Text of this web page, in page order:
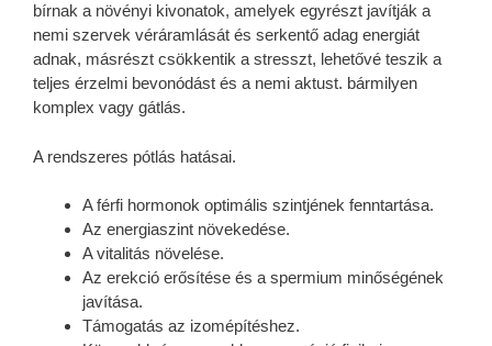
bírnak a növényi kivonatok, amelyek egyrészt javítják a
nemi szervek véráramlását és serkentő adag energiát
adnak, másrészt csökkentik a stresszt, lehetővé teszik a
teljes érzelmi bevonódást és a nemi aktust. bármilyen
komplex vagy gátlás.
A rendszeres pótlás hatásai.
A férfi hormonok optimális szintjének fenntartása.
Az energiaszint növekedése.
A vitalitás növelése.
Az erekció erősítése és a spermium minőségének
javítása.
Támogatás az izomépítéshez.